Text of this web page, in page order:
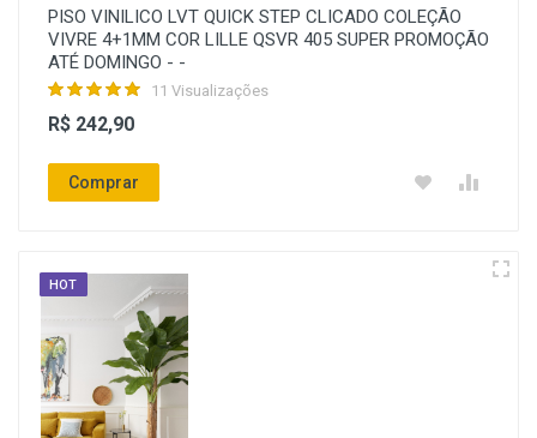
PISO VINILICO LVT QUICK STEP CLICADO COLEÇÃO
VIVRE 4+1MM COR LILLE QSVR 405 SUPER PROMOÇÃO
ATÉ DOMINGO - -
11 Visualizações
R$ 242,90
Comprar
HOT